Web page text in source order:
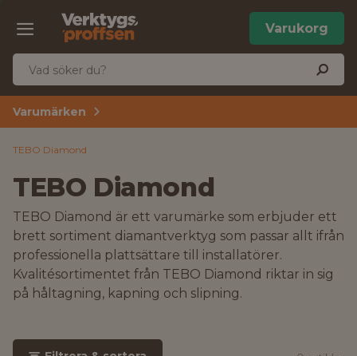
Varukorg
Varumärken
TEBO Diamond
TEBO Diamond
TEBO Diamond är ett varumärke som erbjuder ett
brett sortiment diamantverktyg som passar allt ifrån
professionella plattsättare till installatörer.
Kvalitésortimentet från TEBO Diamond riktar in sig
på håltagning, kapning och slipning.